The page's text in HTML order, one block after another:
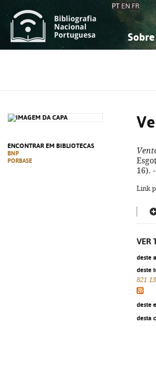
PT EN FR
Sobre
ENCONTRAR EM BIBLIOTECAS
BNP
PORBASE
16).
Link
VER
deste
deste
deste
desta